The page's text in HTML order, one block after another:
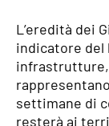
L’eredità dei
indicatore del
settimane di
resterà ai